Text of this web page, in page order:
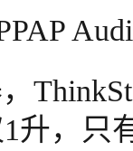
升，只